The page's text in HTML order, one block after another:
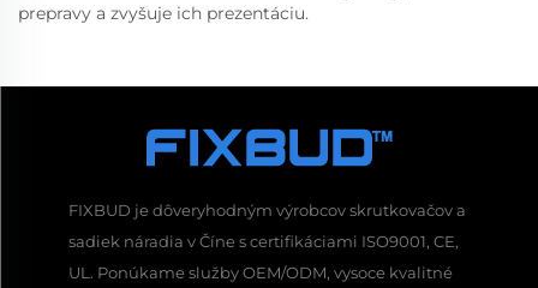
prepravy a zvyšuje ich prezentáciu.
FIXBUD je dôveryhodným výrobcov skrutkovačov a
sadiek náradia v Číne s certifikáciami ISO9001, CE,
UL. Ponúkame služby OEM/ODM, vysoce kvalitné